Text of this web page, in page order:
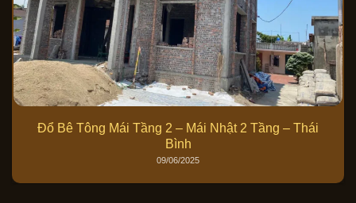
Đổ Bê Tông Mái Tầng 2 – Mái Nhật 2 Tầng – Thái
Bình
09/06/2025